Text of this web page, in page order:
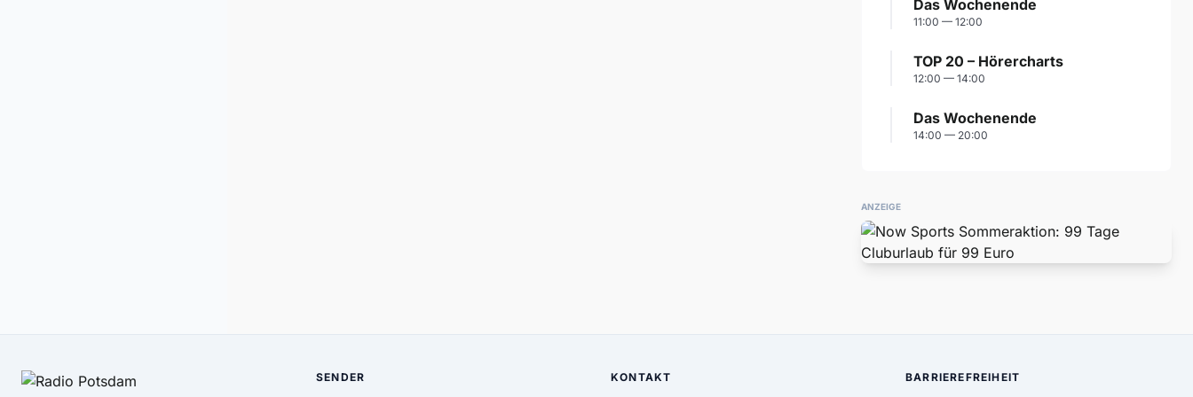
Das Wochenende
11:00 — 12:00
TOP 20 – Hörercharts
12:00 — 14:00
Das Wochenende
14:00 — 20:00
ANZEIGE
SENDER KONTAKT BARRIEREFREIHEIT